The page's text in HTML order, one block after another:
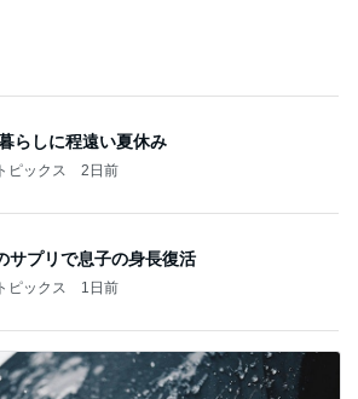
らしに程遠い夏休み
ピックス 2日前
サプリで息子の身長復活
ピックス 1日前